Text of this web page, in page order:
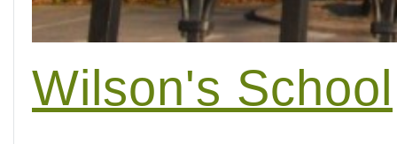
Wilson's School